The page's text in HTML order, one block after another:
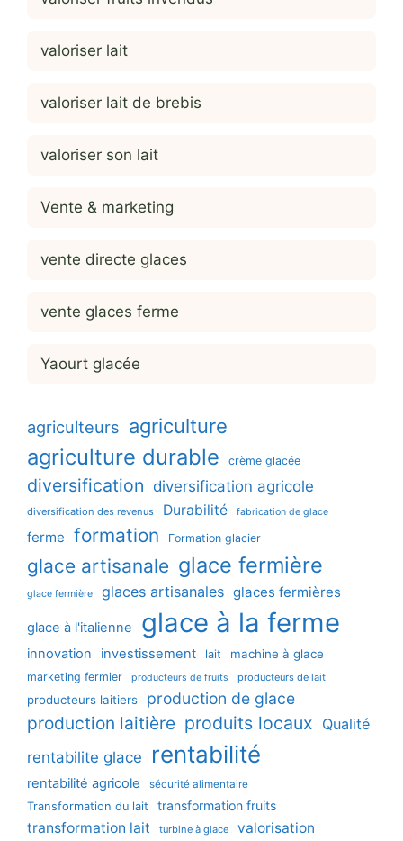
valoriser lait
valoriser lait de brebis
valoriser son lait
Vente & marketing
vente directe glaces
vente glaces ferme
Yaourt glacée
agriculteurs agriculture
agriculture durable crème glacée
diversification diversification agricole
diversification des revenus Durabilité fabrication de glace
ferme formation Formation glacier
glace artisanale glace fermière
glace fermière glaces artisanales glaces fermières
glace à l'italienne glace à la ferme
innovation investissement lait machine à glace
marketing fermier producteurs de fruits producteurs de lait
producteurs laitiers production de glace
production laitière produits locaux Qualité
rentabilite glace
rentabilité
rentabilité agricole sécurité alimentaire
Transformation du lait transformation fruits
transformation lait turbine à glace valorisation